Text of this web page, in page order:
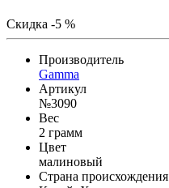
Скидка -5 %
Производитель
Gamma
Артикул
№3090
Вес
2 грамм
Цвет
малиновый
Страна происхождения